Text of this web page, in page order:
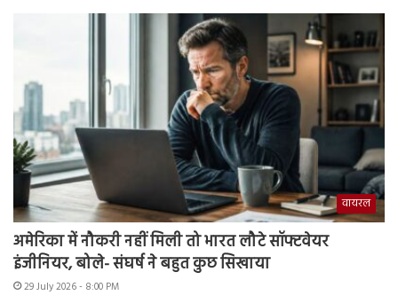
वायरल
अमेरिका में नौकरी नहीं मिली तो भारत लौटे सॉफ्टवेयर
इंजीनियर, बोले- संघर्ष ने बहुत कुछ सिखाया
29 July 2026 - 8:00 PM